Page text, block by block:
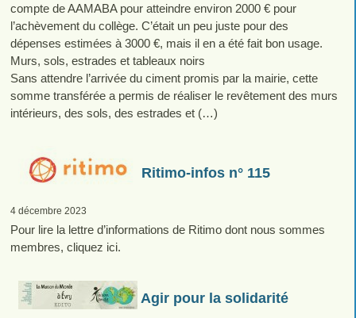
compte de AAMABA pour atteindre environ 2000 € pour
l’achèvement du collège. C’était un peu juste pour des
dépenses estimées à 3000 €, mais il en a été fait bon usage.
Murs, sols, estrades et tableaux noirs
Sans attendre l’arrivée du ciment promis par la mairie, cette
somme transférée a permis de réaliser le revêtement des murs
intérieurs, des sols, des estrades et (…)
Ritimo-infos n° 115
4 décembre 2023
Pour lire la lettre d’informations de Ritimo dont nous sommes
membres, cliquez ici.
Agir pour la solidarité